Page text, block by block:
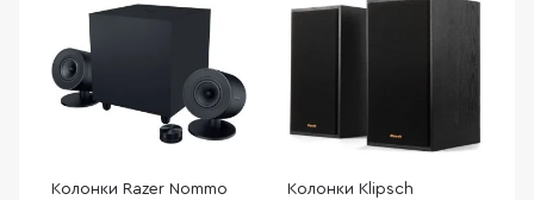
Колонки Razer Nommo
Колонки Klipsch